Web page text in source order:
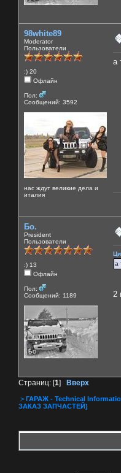
98white89
Moderator
Пользователи
:) 20
Офлайн
Пол:
Сообщений: 3592
нас ждут великие дела и
италия
а
Бо.
President
Пользователи
:) 13
Офлайн
Пол:
Сообщений: 1189
а
2
Страниц: [1] Вверх
> ГАРАЖ - Technical
ЗАКАЗ ЗАПЧАСТЕЙ)